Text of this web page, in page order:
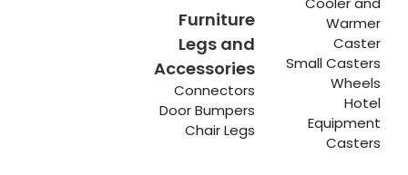
Warmer
Caster
Small Casters
Wheels
Hotel
Equipment
Casters
Furniture
Legs and
Accessories
Connectors
Door Bumpers
Chair Legs